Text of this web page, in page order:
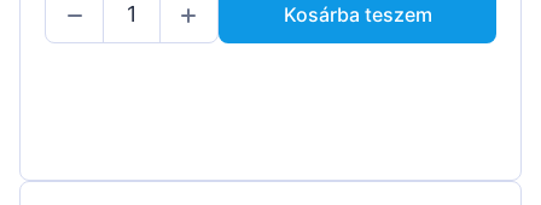
Kosárba teszem